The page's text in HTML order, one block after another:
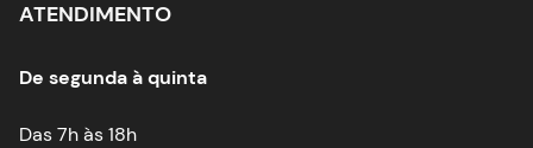
ATENDIMENTO
De segunda à quinta
Das 7h às 18h